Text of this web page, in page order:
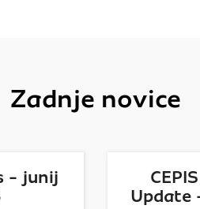
Zadnje novice
- junij
Update